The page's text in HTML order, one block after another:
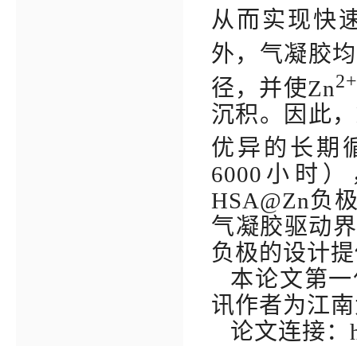
从而实现快
外，气凝胶
径，并使Zn2+
沉积。因此，
优异的长期
6000 小时
HSA@Zn负
气凝胶驱动
负极的设计
本论文第
讯作者为江
论文连接：